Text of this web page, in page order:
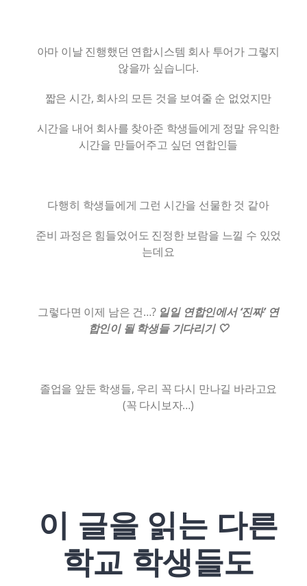
아마 이날 진행했던 연합시스템 회사 투어가 그렇지
않을까 싶습니다.
짧은 시간, 회사의 모든 것을 보여줄 순 없었지만
시간을 내어 회사를 찾아준 학생들에게 정말 유익한
시간을 만들어주고 싶던 연합인들
다행히 학생들에게 그런 시간을 선물한 것 같아
준비 과정은 힘들었어도 진정한 보람을 느낄 수 있었
는데요
그렇다면 이제 남은 건…? 일일 연합인에서 ‘진짜’ 연
합인이 될 학생들 기다리기 🤍
졸업을 앞둔 학생들, 우리 꼭 다시 만나길 바라고요
(꼭 다시보자…)
이 글을 읽는 다른
학교 학생들도